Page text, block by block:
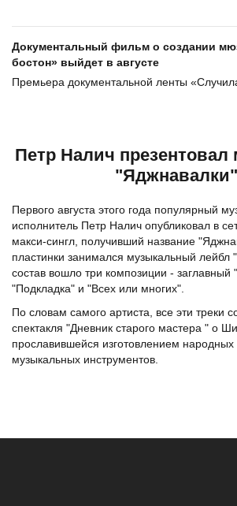
Документальный фильм о создании
бостон» выйдет в августе
Премьера документальной ленты
Петр Налич презентовал
"Яджнавалки"
Первого августа этого года популярный
исполнитель Петр Налич опубликовал в
макси-сингл, получивший название
пластинки занимался музыкальный лейбл
состав вошло три композиции - заглавный
"Подкладка" и "Всех или многих".
По словам самого артиста, все эти треки
спектакля "Дневник старого мастера " о
прославившейся изготовлением
музыкальных инструментов.